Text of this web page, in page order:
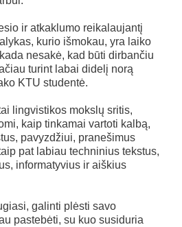
ir atkaklumo reikalaujantį
kurio išmokau, yra laiko
nesakė, kad būti dirbančiu
turint labai didelį norą
KTU studentė.
lingvistikos mokslų sritis,
kaip tinkamai vartoti kalbą,
pavyzdžiui, pranešimus
pat labiau techninius tekstus,
informatyvius ir aiškius
galinti plėsti savo
pastebėti, su kuo susiduria